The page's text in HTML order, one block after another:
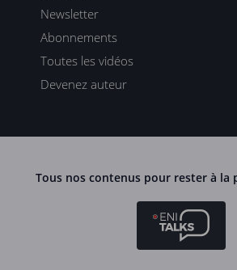
Newsletter
Abonnements
Toutes les vidéos
Devenez auteur
Tous nos contenus pour rester à la